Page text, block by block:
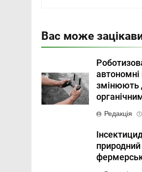
Вас може
змінюють
Редакція